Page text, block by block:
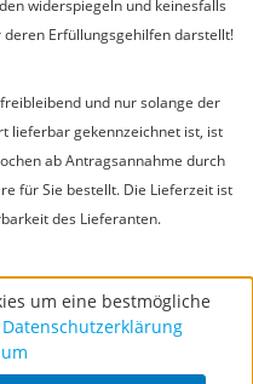
widerspiegeln und keinesfalls
Erfüllungsgehilfen darstellt!
und nur solange der
lieferbar gekennzeichnet ist, ist
ab Antragsannahme durch
für Sie bestellt. Die Lieferzeit ist
des Lieferanten.
um eine bestmögliche
Datenschutzerklärung